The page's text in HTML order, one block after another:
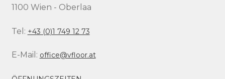
1100 Wien - Oberlaa
Tel: +43 (0)1 749 12 73
E-Mail: office@vfloor.at